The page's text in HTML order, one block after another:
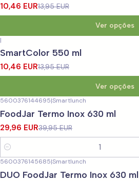
10,46 EUR13,95 EUR
Ver opções
|
SmartColor 550 ml
10,46 EUR13,95 EUR
Ver opções
DESCONTO
5600376144695|Smartlunch
FoodJar Termo Inox 630 ml
29,96 EUR39,95 EUR
Quantidade
-25%DESCONTO
5600376145685|Smartlunch
DUO FoodJar Termo Inox 630 ml